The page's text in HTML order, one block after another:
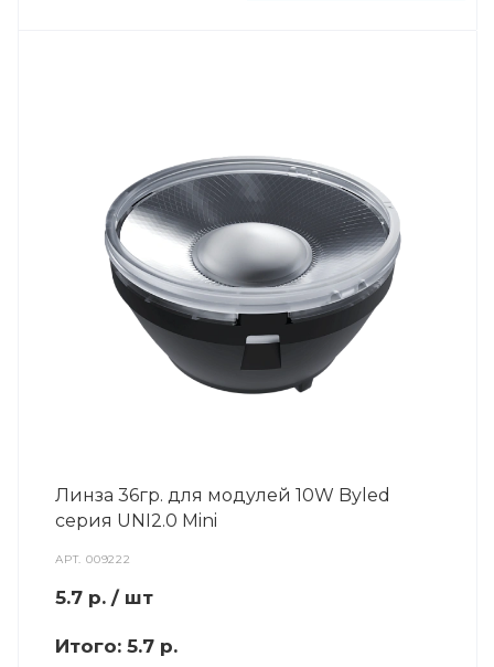
Линза 36гр. для модулей 10W Byled
серия UNI2.0 Mini
АРТ.009222
5.7 р. / шт
Итого: 5.7 р.